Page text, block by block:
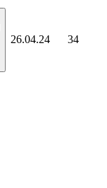
26.04.24 34